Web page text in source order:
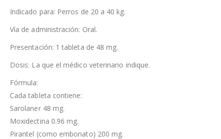
Indicado para: Perros de 20 a 40 kg.
Vía de administración: Oral.
Presentación: 1 tableta de 48 mg.
Dosis: La que el médico veterinario indique.
Fórmula:
Cada tableta contiene:
Sarolaner 48 mg.
Moxidectina 0.96 mg.
Pirantel (como embonato) 200 mg.